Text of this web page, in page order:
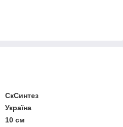
СкСинтез
Україна
10 см